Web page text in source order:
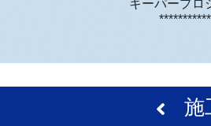
キーパープロ
施